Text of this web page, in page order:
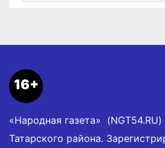
16+
«Народная газета»
Татарского района.